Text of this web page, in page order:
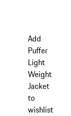
Add
Puffer
Light
Weight
Jacket
to
wishlist